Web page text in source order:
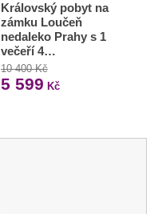
Královský pobyt na
zámku Loučeň
nedaleko Prahy s 1
večeří 4…
10 400 Kč
5 599 Kč